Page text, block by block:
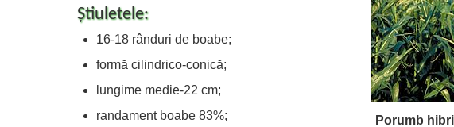
Porumb
Știuletele:
16-18 rânduri de boabe;
formă cilindrico-conică;
lungime medie-22 cm;
randament boabe 83%;